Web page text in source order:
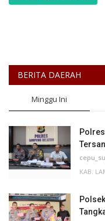
BERITA DAERAH
Minggu Ini
KAB.